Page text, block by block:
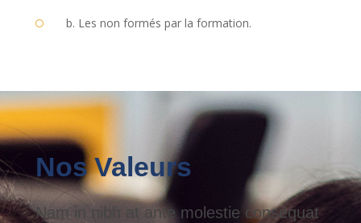
b. Les non formés par la formation.
Nos Valeurs
Nam in nibh at ante molestie consequat